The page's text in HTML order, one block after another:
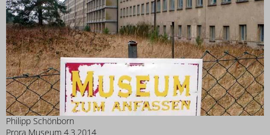
Philipp Schönborn
Prora Museum 4.3.2014